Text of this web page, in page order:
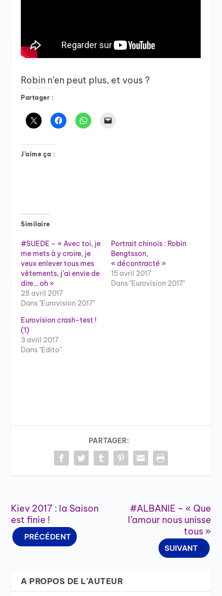
Robin n’en peut plus, et vous ?
Partager :
J’aime ça :
Similaire
#SUEDE – « Avec toi, je
me mets à y croire, je
veux enlever tous mes
vêtements, j’ai envie de
dire… oh »
28 avril 2017
Dans "Eurovision 2017"
Portrait chinois : Robin
Bengtsson,
« décontracté »
15 avril 2017
Dans "Eurovision 2017"
Eurovision crash-test !
(1)
3 avril 2017
Dans "Edito"
PARTAGER:
Kiev 2017 : la Saison
est finie !
PRÉCÉDENT
#ALBANIE – « Que
l’amour nous unisse
tous »
SUIVANT
A PROPOS DE L'AUTEUR